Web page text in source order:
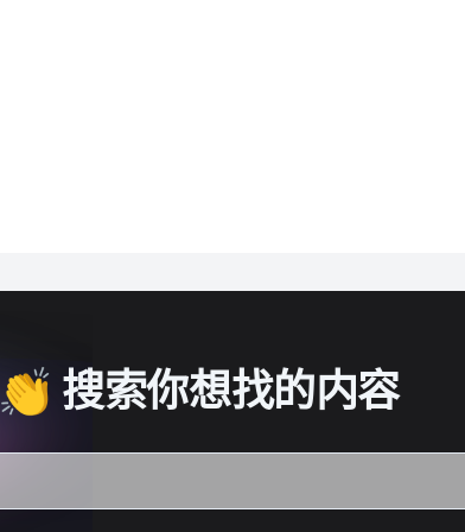
👏 搜索你想找的内容